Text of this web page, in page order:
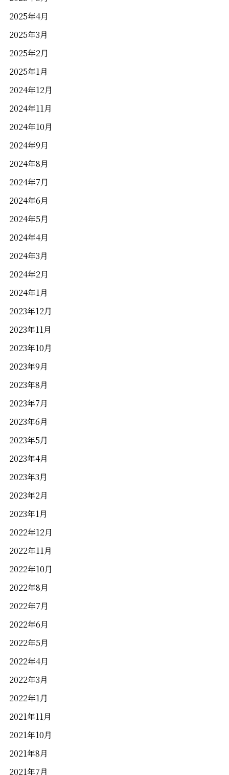
2025年4月
2025年3月
2025年2月
2025年1月
2024年12月
2024年11月
2024年10月
2024年9月
2024年8月
2024年7月
2024年6月
2024年5月
2024年4月
2024年3月
2024年2月
2024年1月
2023年12月
2023年11月
2023年10月
2023年9月
2023年8月
2023年7月
2023年6月
2023年5月
2023年4月
2023年3月
2023年2月
2023年1月
2022年12月
2022年11月
2022年10月
2022年8月
2022年7月
2022年6月
2022年5月
2022年4月
2022年3月
2022年1月
2021年11月
2021年10月
2021年8月
2021年7月